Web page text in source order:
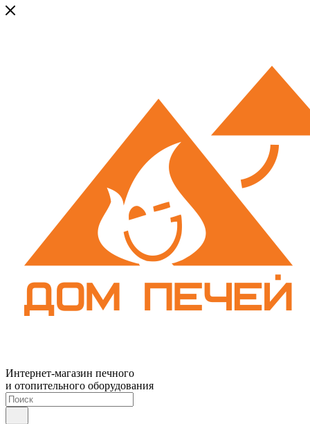
Интернет-магазин печного
и отопительного оборудования